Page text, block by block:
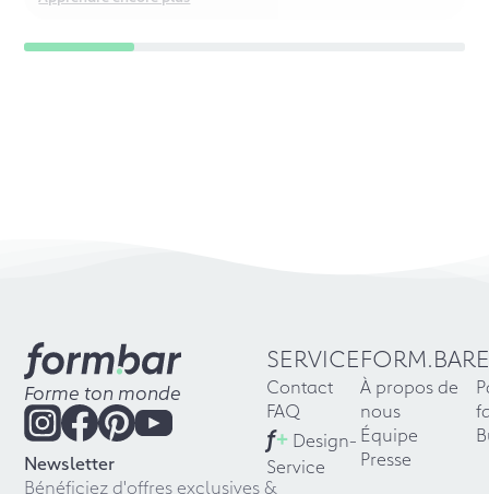
Forme ton monde
Newsletter
Bénéficiez d'offres exclusives &
SERVICE
Contact
FAQ
f+ Design-
Service
FORM.BAR
À propos de
nous
Équipe
Presse